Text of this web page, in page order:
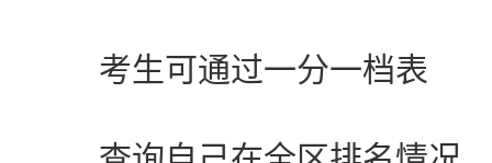
考生可通过一分一档表